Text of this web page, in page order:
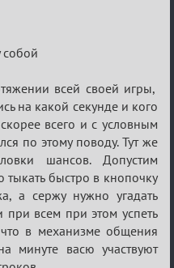
собой
всей своей игры,
на какой секунде и кого
всего и с условным
по этому поводу. Тут же
шансов. Допустим
тыкать быстро в кнопочку
а сержу нужно угадать
при всем при этом успеть
в механизме общения
минуте васю участвуют